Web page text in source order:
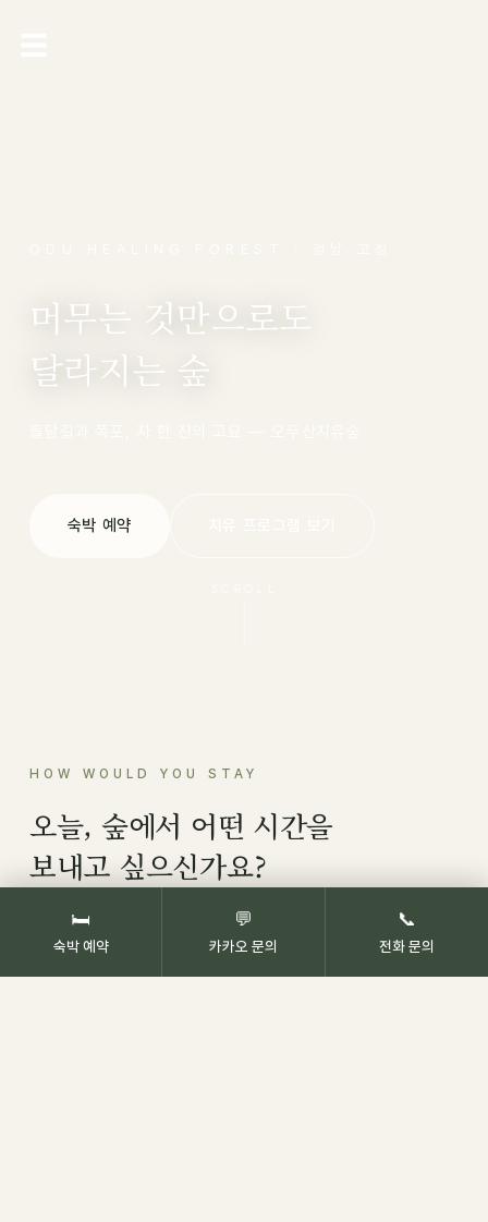
머무는 것만으로도
달라지는 숲
숙박 예약
HOW WOULD YOU STAY
오늘, 숲에서 어떤 시간을
보내고 싶으신가요?
🛏
숙박 예약
💬
카카오 문의
📞
전화 문의